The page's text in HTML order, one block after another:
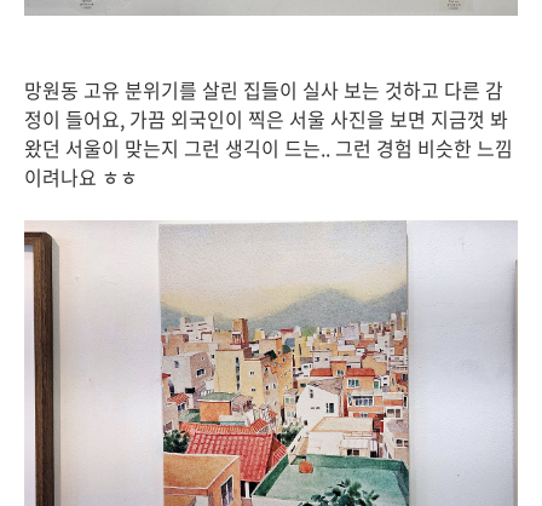
망원동 고유 분위기를 살린 집들이 실사 보는 것하고 다른 감
정이 들어요, 가끔 외국인이 찍은 서울 사진을 보면 지금껏 봐
왔던 서울이 맞는지 그런 생긱이 드는.. 그런 경험 비슷한 느낌
이려나요 ㅎㅎ